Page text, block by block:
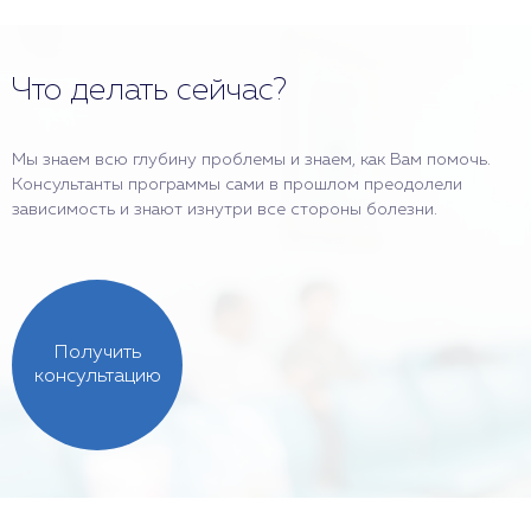
Что делать сейчас?
Мы знаем всю глубину проблемы и знаем, как Вам помочь.
Консультанты программы сами в прошлом преодолели
зависимость и знают изнутри все стороны болезни.
Получить
консультацию